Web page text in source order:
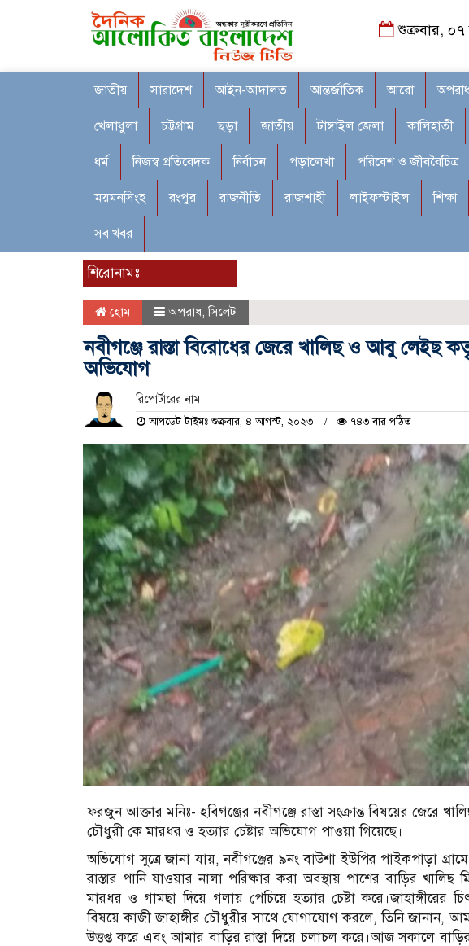
শুক্রবার, ০৭
জাতীয় সারাদেশ আইন-আদালত আন্তর্জাতিক আরো
খেলাধুলা চট্টগ্রাম ছড়া জাতীয় টাঙ্গাইল জেলা কালিহাতী
ধর্ম নিজস্ব প্রতিবেদক নির্বাচন পড়ালেখা পরিবেশ ও জীববৈচিত্র
ময়মনসিংহ রংপুর রাজনীতি রাজশাহী লাইফস্টাইল শিক্ষা
সব খবর
শিরোনামঃ
হোম অপরাধ,সিলেট
নবীগঞ্জে রাস্তা বিরোধের জেরে খালিছ ও আবু লেইছ
অভিযোগ
রিপোর্টারের নাম
আপডেট টাইমঃ শুক্রবার, ৪ আগস্ট, ২০২৩ ৭৪৩ বার পঠিত
ফরজুন আক্তার মনিঃ- হবিগঞ্জের নবীগঞ্জে রাস্তা সংক্রান্ত বিষয়ের জেরে
চৌধুরী কে মারধর ও হত্যার চেষ্টার অভিযোগ পাওয়া গিয়েছে।
অভিযোগ সুত্রে জানা যায়, নবীগঞ্জের ৯নং বাউশা ইউপির পাইকপাড়া
রাস্তার পানি যাওয়ার নালা পরিষ্কার করা অবস্থায় পাশের বাড়ির
মারধর ও গামছা দিয়ে গলায় পেচিয়ে হত্যার চেষ্টা
বিষয়ে কাজী জাহাঙ্গীর চৌধুরীর সাথে যোগাযোগ করলে, তিনি জানান,
উত্তপ্ত করে এবং আমার বাড়ির রাস্তা দিয়ে চলাচল করে।আজ সকালে